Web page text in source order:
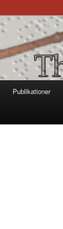
Publikationer